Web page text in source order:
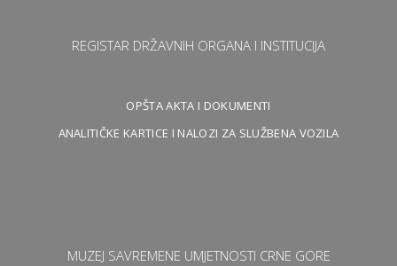
REGISTAR DRŽAVNIH ORGANA I INSTITUCIJA
OPŠTA AKTA I DOKUMENTI
ANALITIČKE KARTICE I NALOZI ZA SLUŽBENA VOZILA
MUZEJ SAVREMENE UMJETNOSTI CRNE GORE